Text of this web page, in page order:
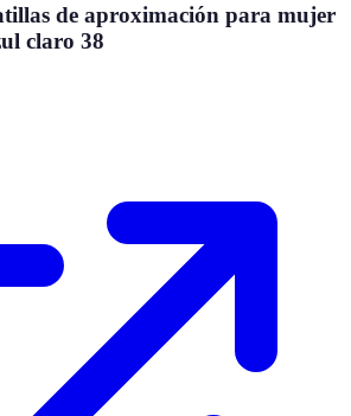
de aproximación para mujer
claro 38